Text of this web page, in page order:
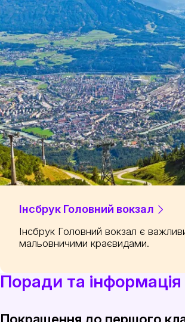
Інсбрук Головний вокзал
Інсбрук Головний вокзал є
мальовничими краєвидами.
Поради та
Покращення до першого